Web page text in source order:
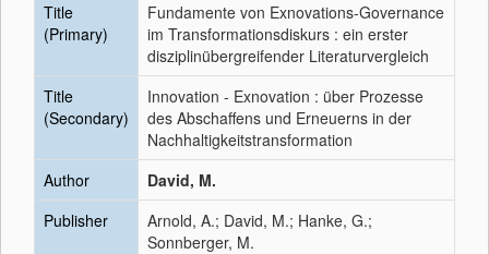
Title
(Primary)
Fundamente von Exnovations-Governance
im Transformationsdiskurs : ein erster
disziplinübergreifender Literaturvergleich
Title
(Secondary)
Innovation - Exnovation : über Prozesse
des Abschaffens und Erneuerns in der
Nachhaltigkeitstransformation
Author
David, M.
Publisher
Arnold, A.; David, M.; Hanke, G.;
Sonnberger, M.